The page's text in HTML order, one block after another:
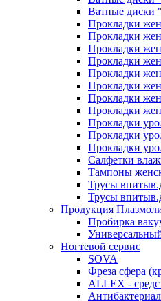
Ватные диски
Прокладки
Прокладки
Прокладки
Прокладки
Прокладки
Прокладки
Прокладки
Прокладки
Прокладки
Прокладки
Прокладки
Салфетки
Тампоны
Трусы
Трусы
Продукция
Пробирка
Ногтевой сервис
SOVA
Фреза сфера
ALLEX -